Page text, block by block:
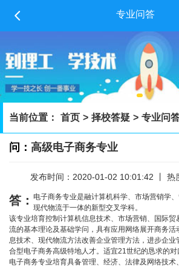
 专业问答
当前位置： 首页 > 择校答疑 > 专业问
问： 高级电子商务专业
发布时间：2020-01-02 10:01:42 丨 热
答：
电子商务专业是融计算机科学、市场营销学
现代物流于一体的新型交叉学科。
该专业培育控制计算机信息技术、市场营销、国际贸
流的基本理论及基础学问，具有应用网络展开商务
息技术、现代物流方法改善企业管理方法，进步企业
合型电子商务高级特地人才。适宜21世纪的恳求的对
电子商务专业培育具备管理、经济、法律及网络技